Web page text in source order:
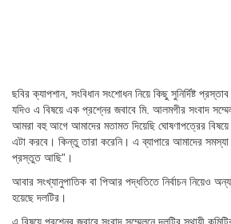
ছবির ক্যাপশান, সংবিধান সংশোধন নিয়ে কিছু সুনির্দিষ্ট
যদিও এ বিষয়ে এক প্রশ্নের জবাবে মি. আলমগীর সংবাদ
আমরা বহু আগে আমাদের মতামত দিয়েছি ঘোষণাপত্রের
এটা করবে। কিন্তু তারা করেনি। এ ব্যাপারে আমাদের
প্রস্তুত আছি”।
আবার সংখ্যানুপাতিক বা পিআর পদ্ধতিতে নির্বাচন নিয়েও
হয়েছে দলটির।